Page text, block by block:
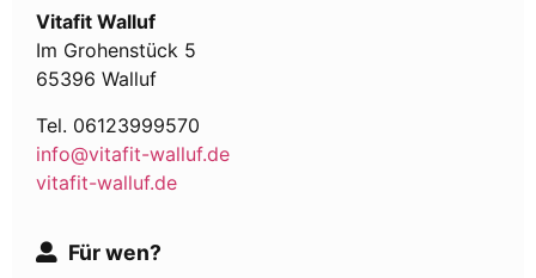
Vitafit Walluf
Im Grohenstück 5
65396 Walluf
Tel. 06123999570
info@vitafit-walluf.de
vitafit-walluf.de
Für wen?